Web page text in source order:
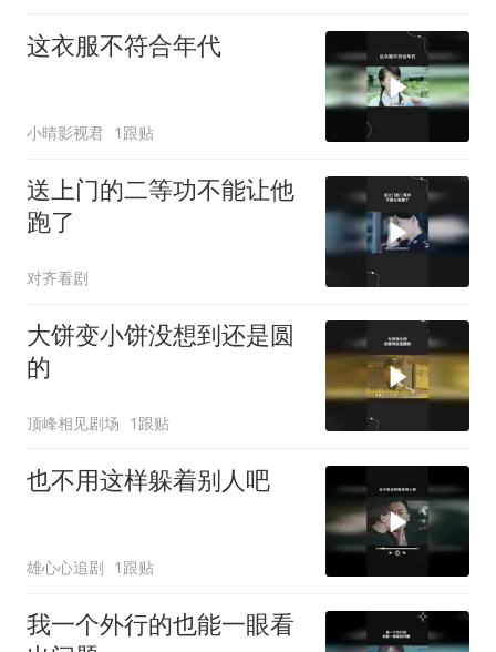
这衣服不符合年代
小晴影视君 1跟贴
送上门的二等功不能让他
跑了
对齐看剧
大饼变小饼没想到还是圆
的
顶峰相见剧场 1跟贴
也不用这样躲着别人吧
雄心心追剧 1跟贴
我一个外行的也能一眼看